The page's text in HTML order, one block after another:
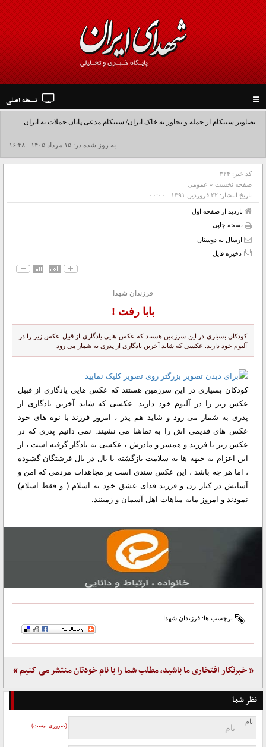
navigation
نسخه اصلی
تصاویر سنتکام از حمله و تجاوز به خاک ایران/ سنتکام مدعی پایان حملات به ایران
شد+فیلم به روز شده در: ۱۵ مرداد ۱۴۰۵ - ۱۶:۴۸
کد خبر: ۳۲۴
صفحه نخست » عمومی
تاریخ انتشار: ۲۲ فروردين ۱۳۹۱ - ۰۰:۰۰
بازدید از صفحه اول
نسخه چاپی
ارسال به دوستان
ذخیره فایل
فرزندان شهدا
بابا رفت !
کودکان بسیاری در این سرزمین هستند که عکس هایی یادگاری از قبیل عکس زیر را در
آلبوم خود دارند. عکسی که شاید آخرین یادگاری از پدری به شمار می رود
کودکان بسیاری در این سرزمین هستند که عکس هایی یادگاری از قبیل
عکس زیر را در آلبوم خود دارند. عکسی که شاید آخرین یادگاری از
پدری به شمار می رود و شاید هم پدر ، امروز فرزند با نوه های خود
عکس های قدیمی اش را به تماشا می نشیند. نمی دانیم پدری که در
عکس زیر با فرزند و همسر و مادرش ، عکسی به یادگار گرفته است ، از
این اعزام به جبهه ها به سلامت بازگشته یا بال در بال فرشتگان گشوده
، اما هر چه باشد ، این عکس سندی است بر مجاهدات مردمی که امن و
آسایش در کنار زن و فرزند فدای عشق خود به اسلام ( و فقط اسلام)
نمودند و امروز مایه مباهات اهل آسمان و زمینند.
برچسب ها: فرزندان شهدا
« خبرنگار افتخاری ما باشید، مطلب شما را با نام خودتان منتشر می کنیم »
نظر شما
نام
(ضروری نیست)